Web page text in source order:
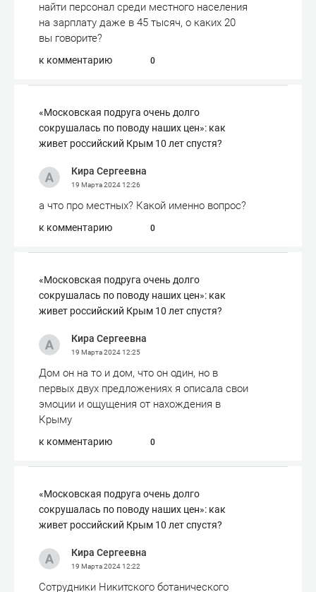
найти персонал среди местного населения
на зарплату даже в 45 тысяч, о каких 20
вы говорите?
к комментарию 0
«Московская подруга очень долго
сокрушалась по поводу наших цен»: как
живет российский Крым 10 лет спустя?
Кира Сергеевна
19 Марта 202412:26
а что про местных? Какой именно вопрос?
к комментарию 0
«Московская подруга очень долго
сокрушалась по поводу наших цен»: как
живет российский Крым 10 лет спустя?
Кира Сергеевна
19 Марта 202412:25
Дом он на то и дом, что он один, но в
первых двух предложениях я описала свои
эмоции и ощущения от нахождения в
Крыму
к комментарию 0
«Московская подруга очень долго
сокрушалась по поводу наших цен»: как
живет российский Крым 10 лет спустя?
Кира Сергеевна
19 Марта 202412:22
Сотрудники Никитского ботанического